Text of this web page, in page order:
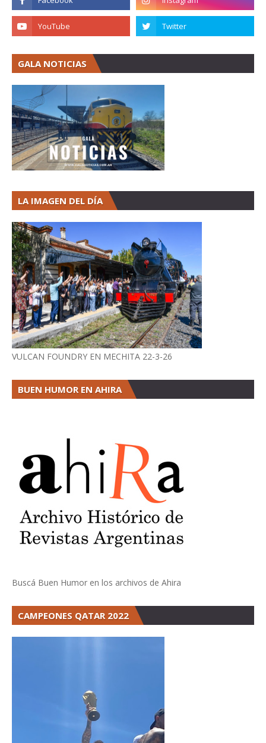
GALA NOTICIAS
LA IMAGEN DEL DÍA
VULCAN FOUNDRY EN MECHITA 22-3-26
BUEN HUMOR EN AHIRA
Buscá Buen Humor en los archivos de Ahira
CAMPEONES QATAR 2022